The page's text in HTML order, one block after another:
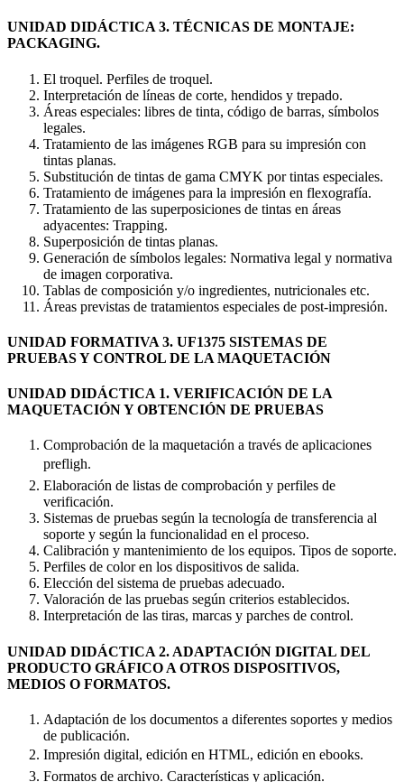
UNIDAD DIDÁCTICA 3. TÉCNICAS DE MONTAJE:
PACKAGING.
El troquel. Perfiles de troquel.
Interpretación de líneas de corte, hendidos y trepado.
Áreas especiales: libres de tinta, código de barras, símbolos
legales.
Tratamiento de las imágenes RGB para su impresión con
tintas planas.
Substitución de tintas de gama CMYK por tintas especiales.
Tratamiento de imágenes para la impresión en flexografía.
Tratamiento de las superposiciones de tintas en áreas
adyacentes: Trapping.
Superposición de tintas planas.
Generación de símbolos legales: Normativa legal y normativa
de imagen corporativa.
Tablas de composición y/o ingredientes, nutricionales etc.
Áreas previstas de tratamientos especiales de post-impresión.
UNIDAD FORMATIVA 3. UF1375 SISTEMAS DE
PRUEBAS Y CONTROL DE LA MAQUETACIÓN
UNIDAD DIDÁCTICA 1. VERIFICACIÓN DE LA
MAQUETACIÓN Y OBTENCIÓN DE PRUEBAS
Comprobación de la maquetación a través de aplicaciones
prefligh.
Elaboración de listas de comprobación y perfiles de
verificación.
Sistemas de pruebas según la tecnología de transferencia al
soporte y según la funcionalidad en el proceso.
Calibración y mantenimiento de los equipos. Tipos de soporte.
Perfiles de color en los dispositivos de salida.
Elección del sistema de pruebas adecuado.
Valoración de las pruebas según criterios establecidos.
Interpretación de las tiras, marcas y parches de control.
UNIDAD DIDÁCTICA 2. ADAPTACIÓN DIGITAL DEL
PRODUCTO GRÁFICO A OTROS DISPOSITIVOS,
MEDIOS O FORMATOS.
Adaptación de los documentos a diferentes soportes y medios
de publicación.
Impresión digital, edición en HTML, edición en ebooks.
Formatos de archivo. Características y aplicación.